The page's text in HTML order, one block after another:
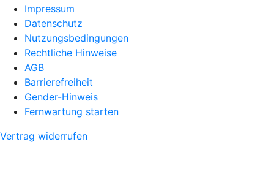
Impressum
Datenschutz
Nutzungsbedingungen
Rechtliche Hinweise
AGB
Barrierefreiheit
Gender-Hinweis
Fernwartung starten
Vertrag widerrufen